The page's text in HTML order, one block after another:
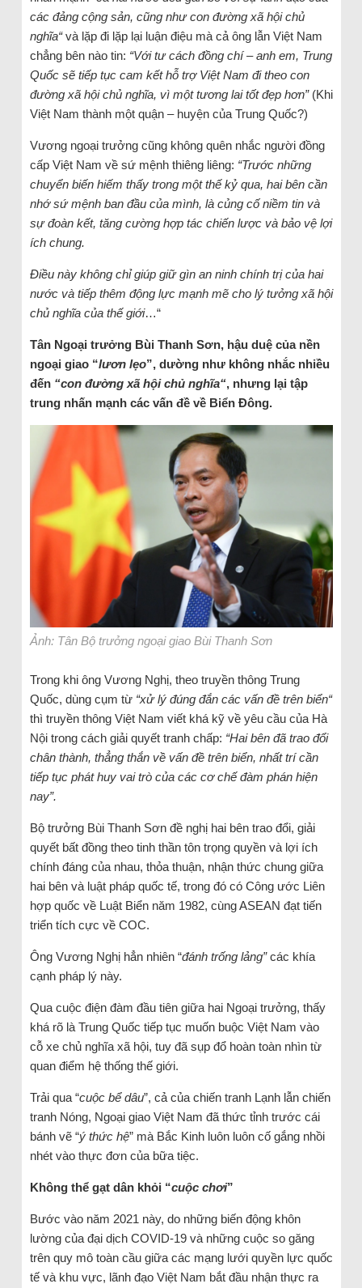
các đảng cộng sản, cũng như con đường xã hội chủ
nghĩa“và lặp đi lặp lại luận điệu mà cả ông lẫn Việt Nam
chẳng bên nào tin: “Với tư cách đồng chí – anh em, Trung
Quốc sẽ tiếp tục cam kết hỗ trợ Việt Nam đi theo con
đường xã hội chủ nghĩa, vì một tương lai tốt đẹp hơn”(Khi
Việt Nam thành một quận – huyện của Trung Quốc?)
Vương ngoại trưởng cũng không quên nhắc người đồng
cấp Việt Nam về sứ mệnh thiêng liêng: “Trước những
chuyển biến hiếm thấy trong một thế kỷ qua, hai bên cần
nhớ sứ mệnh ban đầu của mình, là củng cố niềm tin và
sự đoàn kết, tăng cường hợp tác chiến lược và bảo vệ lợi
ích chung.
Điều này không chỉ giúp giữ gìn an ninh chính trị của hai
nước và tiếp thêm động lực mạnh mẽ cho lý‎ tưởng xã hội
chủ nghĩa của thế giới…“
Tân Ngoại trưởng Bùi Thanh Sơn, hậu duệ của nền
ngoại giao “lươn lẹo”, dường như không nhắc nhiều
đến “con đường xã hội chủ nghĩa“, nhưng lại tập
trung nhấn mạnh các vấn đề về Biển Đông.
Ảnh: Tân Bộ trưởng ngoại giao Bùi Thanh Sơn
Trong khi ông Vương Nghị, theo truyền thông Trung
Quốc, dùng cụm từ “xử lý đúng đắn các vấn đề trên biển“
thì truyền thông Việt Nam viết khá kỹ về yêu cầu của Hà
Nội trong cách giải quyết tranh chấp: “Hai bên đã trao đổi
chân thành, thẳng thắn về vấn đề trên biển, nhất trí cần
tiếp tục phát huy vai trò của các cơ chế đàm phán hiện
nay”.
Bộ trưởng Bùi Thanh Sơn đề nghị hai bên trao đổi, giải
quyết bất đồng theo tinh thần tôn trọng quyền và lợi ích
chính đáng của nhau, thỏa thuận, nhận thức chung giữa
hai bên và luật pháp quốc tế, trong đó có Công ước Liên
hợp quốc về Luật Biển năm 1982, cùng ASEAN đạt tiến
triển tích cực về COC.
Ông Vương Nghị hẳn nhiên “đánh trống lảng”các khía
cạnh pháp lý này.
Qua cuộc điện đàm đầu tiên giữa hai Ngoại trưởng, thấy
khá rõ là Trung Quốc tiếp tục muốn buộc Việt Nam vào
cỗ xe chủ nghĩa xã hội, tuy đã sụp đổ hoàn toàn nhìn từ
quan điểm hệ thống thế giới.
Trải qua “cuộc bể dâu”, cả của chiến tranh Lạnh lẫn chiến
tranh Nóng, Ngoại giao Việt Nam đã thức tỉnh trước cái
bánh vẽ “ý thức hệ” mà Bắc Kinh luôn luôn cố gắng nhồi
nhét vào thực đơn của bữa tiệc.
Không thể gạt dân khỏi “cuộc chơi”
Bước vào năm 2021 này, do những biến động khôn
lường của đại dịch COVID-19 và những cuộc so găng
trên quy mô toàn cầu giữa các mạng lưới quyền lực quốc
tế và khu vực, lãnh đạo Việt Nam bắt đầu nhận thực ra